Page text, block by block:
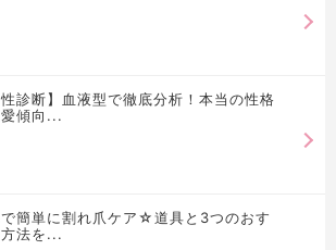
性診断】血液型で徹底分析！本当の性格
傾向...
簡単に割れ爪ケア☆道具と3つのおす
法を...